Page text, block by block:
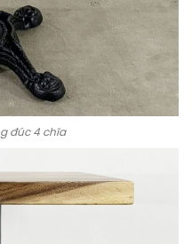
đúc 4 chĩa